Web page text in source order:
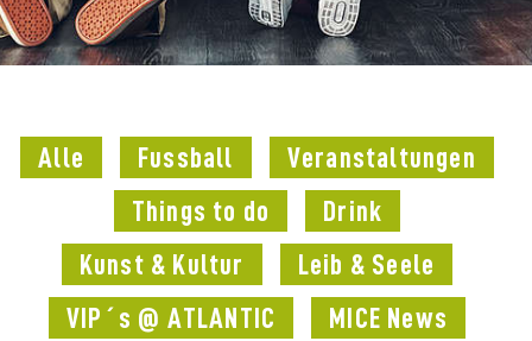
Alle Fussball
Veranstaltungen
Things to do
Drink
Kunst & Kultur
Leib & Seele
VIP´s @ ATLANTIC
MICE News